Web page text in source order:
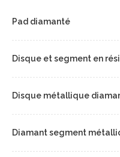
Pad diamanté
Disque et segment en
Disque métallique
Diamant segment